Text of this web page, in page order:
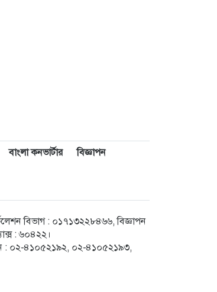
বাংলা কনভার্টার
বিজ্ঞাপন
বিভাগ : ০১৭১৩২২৮৪৬৬, বিজ্ঞাপন
: ৬০৪২২।
: ০২-৪১০৫২১৯২, ০২-৪১০৫২১৯৩,